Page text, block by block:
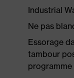
Industrial
Ne pas
Essorage
tambour